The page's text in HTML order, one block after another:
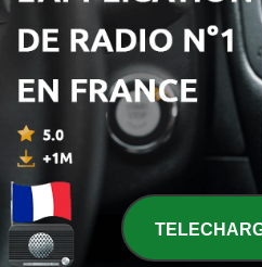
Rádio Melodia FM
Gospel Religieux &
Rádio Deus é Amor
Discussions et débats
Hunter.FM - Gospel
Os principais nomes da
Gospel
Religieux &